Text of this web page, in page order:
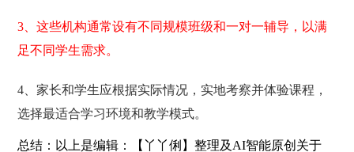
3、这些机构通常设有不同规模班级和一对一辅导，以满
足不同学生需求。
4、家长和学生应根据实际情况，实地考察并体验课程，
选择最适合学习环境和教学模式。
总结：以上是编辑：【丫丫俐】整理及AI智能原创关于